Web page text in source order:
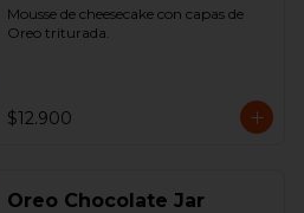
Mousse de cheesecake con capas de
Oreo triturada.
$12.900
Oreo Chocolate Jar